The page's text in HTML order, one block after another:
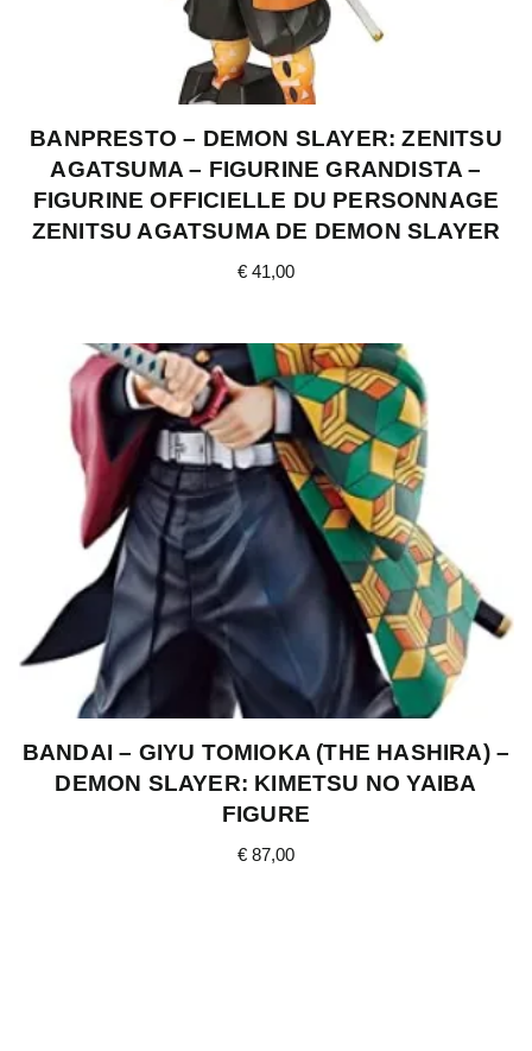
BANPRESTO – DEMON SLAYER: ZENITSU
AGATSUMA – FIGURINE GRANDISTA –
FIGURINE OFFICIELLE DU PERSONNAGE
ZENITSU AGATSUMA DE DEMON SLAYER
€ 41,00
BANDAI – GIYU TOMIOKA (THE HASHIRA) –
DEMON SLAYER: KIMETSU NO YAIBA
FIGURE
€ 87,00